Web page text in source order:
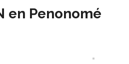
en Penonomé